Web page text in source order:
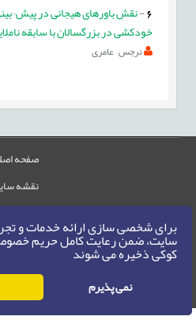
برای شخصی سازی ارائه خدمات و
سایت، ضمن رعایت کامل حریم
کوکی ذخیره می شوند
نمی پذیرم
6
-نقش باورهای هیجانی در
خودکشی در بزرگسالان با سابقه
نرجس عامری
صفحه
نقشه
تماس با
حقوق این وب‌سایت